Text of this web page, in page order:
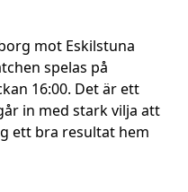
mot Eskilstuna
spelas på
16:00. Det är ett
in med stark vilja att
ett bra resultat hem